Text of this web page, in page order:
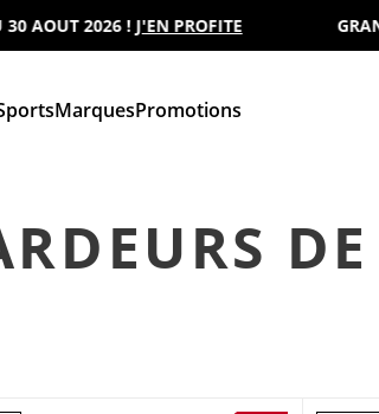
2026 !J'EN PROFITE GRANDE
MarquesPromotions